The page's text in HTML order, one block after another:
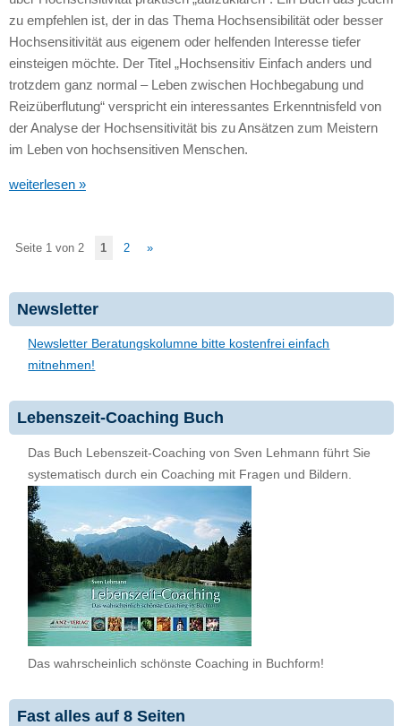
zu empfehlen ist, der in das Thema Hochsensibilität oder besser
Hochsensitivität aus eigenem oder helfenden Interesse tiefer
einsteigen möchte. Der Titel „Hochsensitiv Einfach anders und
trotzdem ganz normal – Leben zwischen Hochbegabung und
Reizüberflutung“ verspricht ein interessantes Erkenntnisfeld von
der Analyse der Hochsensitivität bis zu Ansätzen zum Meistern
im Leben von hochsensitiven Menschen.
weiterlesen »
Seite 1 von 2 1 2 »
Newsletter
Newsletter Beratungskolumne bitte kostenfrei einfach
mitnehmen!
Lebenszeit-Coaching Buch
Das Buch Lebenszeit-Coaching von Sven Lehmann führt Sie
systematisch durch ein Coaching mit Fragen und Bildern.
Das wahrscheinlich schönste Coaching in Buchform!
Fast alles auf 8 Seiten